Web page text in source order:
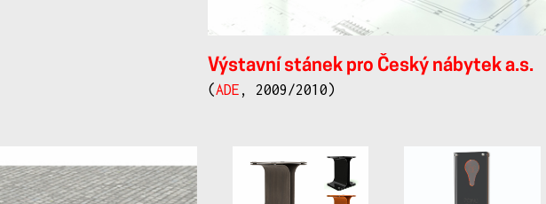
Výstavní stánek pro Český nábytek a.s.
(ADE , 2009/2010)